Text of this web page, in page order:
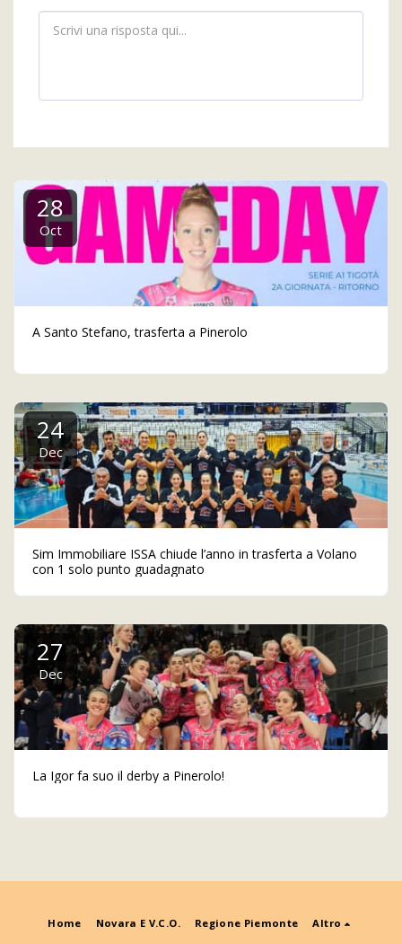
28
Oct
A Santo Stefano, trasferta a Pinerolo
24
Dec
Sim Immobiliare ISSA chiude l’anno in trasferta a Volano
con 1 solo punto guadagnato
27
Dec
La Igor fa suo il derby a Pinerolo!
Home Novara E V.C.O. Regione Piemonte Altro